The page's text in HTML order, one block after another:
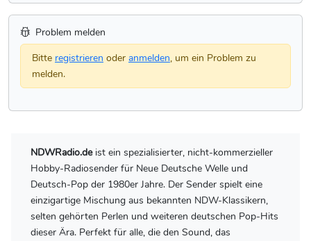
Problem melden
Bitte registrieren oder anmelden, um ein Problem zu
melden.
NDWRadio.deist ein spezialisierter, nicht-kommerzieller
Hobby-Radiosender für Neue Deutsche Welle und
Deutsch-Pop der 1980er Jahre. Der Sender spielt eine
einzigartige Mischung aus bekannten NDW-Klassikern,
selten gehörten Perlen und weiteren deutschen Pop-Hits
dieser Ära. Perfekt für alle, die den Sound, das